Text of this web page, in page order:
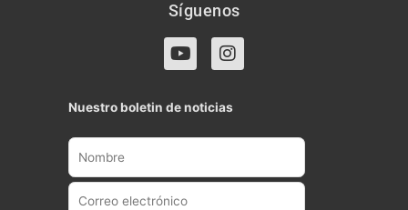
Síguenos
Y
o
t
u
b
I
n
t
a
g
a
Nuestro boletin de noticias